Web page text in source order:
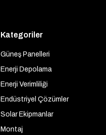
Kategoriler
Güneş Panelleri
Enerji Depolama
Enerji Verimliliği
Endüstriyel Çözümler
Solar Ekipmanlar
Montaj